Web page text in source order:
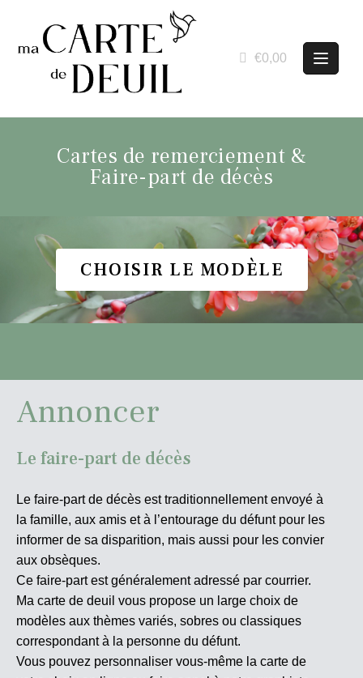
€0,00
Cartes de remerciement &
Faire-part de décès
CHOISIR LE MODÈLE
Annoncer
Le faire-part de décès
Le faire-part de décès est traditionnellement envoyé à
la famille, aux amis et à l’entourage du défunt pour les
informer de sa disparition, mais aussi pour les convier
aux obsèques.
Ce faire-part est généralement adressé par courrier.
Ma carte de deuil vous propose un large choix de
modèles aux thèmes variés, sobres ou classiques
correspondant à la personne du défunt.
Vous pouvez personnaliser vous-même la carte de